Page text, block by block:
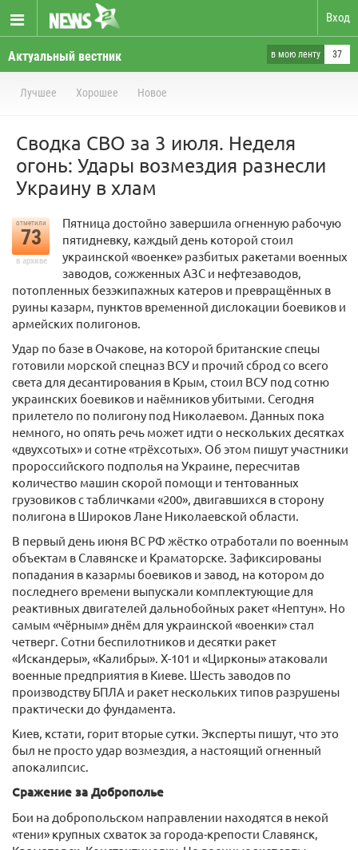
Вход
Актуальный вестник в мою ленту 37
Лучшее Хорошее Новое
Сводка СВО за 3 июля. Неделя
огонь: Удары возмездия разнесли
Украину в хлам
отметили
73
в архиве
Пятница достойно завершила огненную рабочую
пятидневку, каждый день которой стоил
украинской «военке» разбитых ракетами военных
заводов, сожженных АЗС и нефтезаводов,
потопленных безэкипажных катеров и превращённых в
руины казарм, пунктов временной дислокации боевиков и
армейских полигонов.
Удар по базе в Очакове, на которой британские спецы
готовили морской спецназ ВСУ и прочий сброд со всего
света для десантирования в Крым, стоил ВСУ под сотню
украинских боевиков и наёмников убитыми. Сегодня
прилетело по полигону под Николаевом. Данных пока
немного, но опять речь может идти о нескольких десятках
«двухсотых» и сотне «трёхсотых». Об этом пишут участники
пророссийского подполья на Украине, пересчитав
количество машин скорой помощи и тентованных
грузовиков с табличками «200», двигавшихся в сторону
полигона в Широков Лане Николаевской области.
В первый день июня ВС РФ жёстко отработали по военным
объектам в Славянске и Краматорске. Зафиксированы
попадания в казармы боевиков и завод, на котором до
последнего времени выпускали комплектующие для
реактивных двигателей дальнобойных ракет «Нептун». Но
самым «чёрным» днём для украинской «военки» стал
четверг. Сотни беспилотников и десятки ракет
«Искандеры», «Калибры». Х-101 и «Цирконы» атаковали
военные предприятия в Киеве. Шесть заводов по
производству БПЛА и ракет нескольких типов разрушены
практически до фундамента.
Киев, кстати, горит вторые сутки. Эксперты пишут, что это
был не просто удар возмездия, а настоящий огненный
апокалипсис.
Сражение за Доброполье
Бои на добропольском направлении находятся в некой
«тени» крупных схваток за города-крепости Славянск,